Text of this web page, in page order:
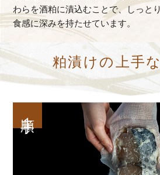
わらを酒粕に漬込むことで、しっと
食感に深みを持たせています。
粕漬けの上手
手順１